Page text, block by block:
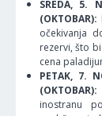
SREDA, 5.
(OKTOBAR):
očekivanja
rezervi, što
cena
PETAK, 7.
(OKTOBAR):
inostranu